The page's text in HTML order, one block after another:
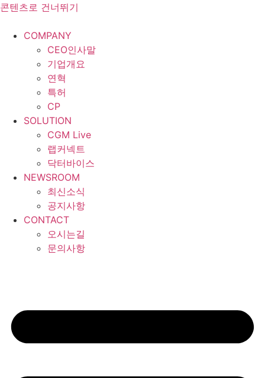
콘텐츠로 건너뛰기
COMPANY
CEO인사말
기업개요
연혁
특허
CP
SOLUTION
CGM Live
랩커넥트
닥터바이스
NEWSROOM
최신소식
공지사항
CONTACT
오시는길
문의사항